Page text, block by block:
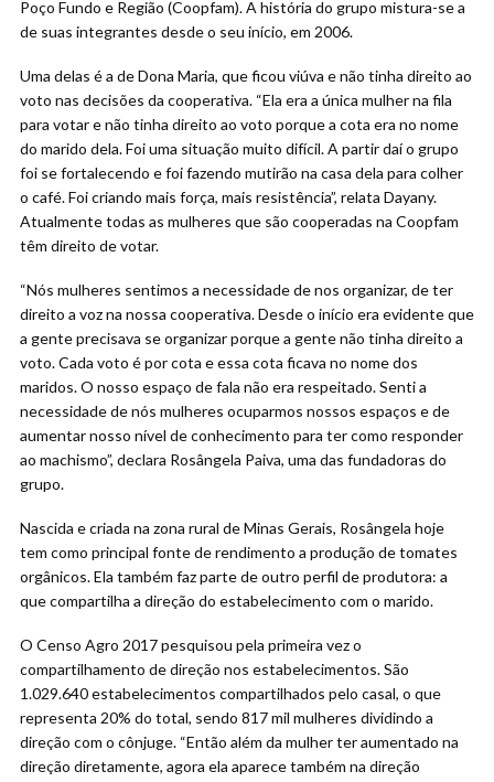
Poço Fundo e Região (Coopfam). A história do grupo mistura-se a
de suas integrantes desde o seu início, em 2006.
Uma delas é a de Dona Maria, que ficou viúva e não tinha direito ao
voto nas decisões da cooperativa. “Ela era a única mulher na fila
para votar e não tinha direito ao voto porque a cota era no nome
do marido dela. Foi uma situação muito difícil. A partir daí o grupo
foi se fortalecendo e foi fazendo mutirão na casa dela para colher
o café. Foi criando mais força, mais resistência”, relata Dayany.
Atualmente todas as mulheres que são cooperadas na Coopfam
têm direito de votar.
“Nós mulheres sentimos a necessidade de nos organizar, de ter
direito a voz na nossa cooperativa. Desde o início era evidente que
a gente precisava se organizar porque a gente não tinha direito a
voto. Cada voto é por cota e essa cota ficava no nome dos
maridos. O nosso espaço de fala não era respeitado. Senti a
necessidade de nós mulheres ocuparmos nossos espaços e de
aumentar nosso nível de conhecimento para ter como responder
ao machismo”, declara Rosângela Paiva, uma das fundadoras do
grupo.
Nascida e criada na zona rural de Minas Gerais, Rosângela hoje
tem como principal fonte de rendimento a produção de tomates
orgânicos. Ela também faz parte de outro perfil de produtora: a
que compartilha a direção do estabelecimento com o marido.
O Censo Agro 2017 pesquisou pela primeira vez o
compartilhamento de direção nos estabelecimentos. São
1.029.640 estabelecimentos compartilhados pelo casal, o que
representa 20% do total, sendo 817 mil mulheres dividindo a
direção com o cônjuge. “Então além da mulher ter aumentado na
direção diretamente, agora ela aparece também na direção